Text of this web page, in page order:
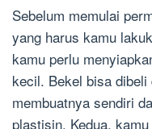
Sebelum memulai
yang harus kamu
kamu perlu
kecil. Bekel bisa
membuatnya sendiri
plastisin. Kedua,